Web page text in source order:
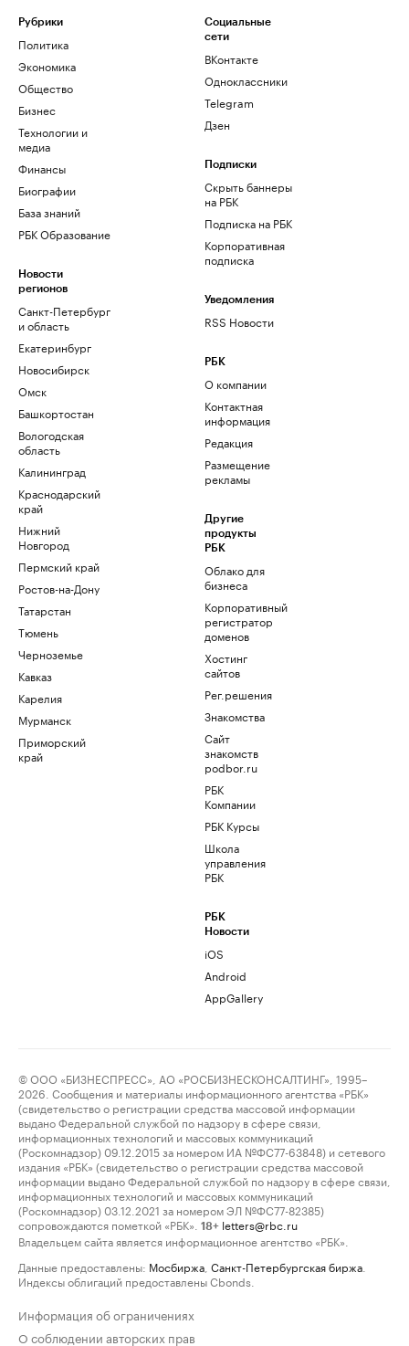
Рубрики
Политика
Экономика
Общество
Бизнес
Технологии и
медиа
Финансы
Биографии
База знаний
РБК Образование
Новости
регионов
Санкт-Петербург
и область
Екатеринбург
Новосибирск
Омск
Башкортостан
Вологодская
область
Калининград
Краснодарский
край
Нижний
Новгород
Пермский край
Ростов-на-Дону
Татарстан
Тюмень
Черноземье
Кавказ
Карелия
Мурманск
Приморский
край
Социальные
сети
ВКонтакте
Одноклассники
Telegram
Дзен
Подписки
Скрыть баннеры
на РБК
Подписка на РБК
Корпоративная
подписка
Уведомления
RSS Новости
РБК
О компании
Контактная
информация
Редакция
Размещение
рекламы
Другие
продукты
РБК
Облако для
бизнеса
Корпоративный
регистратор
доменов
Хостинг
сайтов
Рег.решения
Знакомства
Сайт
знакомств
podbor.ru
РБК
Компании
РБК Курсы
Школа
управления
РБК
РБК
Новости
iOS
Android
AppGallery
© ООО «БИЗНЕСПРЕСС», АО «РОСБИЗНЕСКОНСАЛТИНГ», 1995–
2026. Сообщения и материалы информационного агентства «РБК»
(свидетельство о регистрации средства массовой информации
выдано Федеральной службой по надзору в сфере связи,
информационных технологий и массовых коммуникаций
(Роскомнадзор) 09.12.2015 за номером ИА №ФС77-63848) и сетевого
издания «РБК» (свидетельство о регистрации средства массовой
информации выдано Федеральной службой по надзору в сфере связи,
информационных технологий и массовых коммуникаций
(Роскомнадзор) 03.12.2021 за номером ЭЛ №ФС77-82385)
сопровождаются пометкой «РБК».
18+ letters@rbc.ru
Владельцем сайта является информационное агентство «РБК».
Данные предоставлены: Мосбиржа Санкт-Петербургская биржа
Индексы облигаций предоставлены Cbonds.
Информация об ограничениях
О соблюдении авторских прав